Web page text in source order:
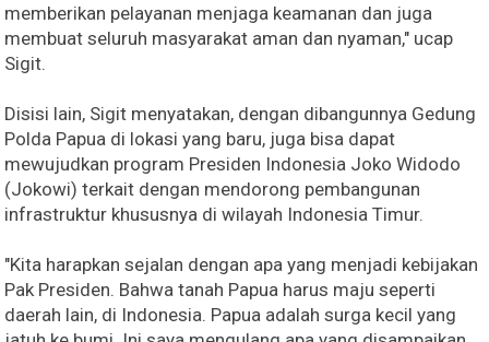
memberikan pelayanan menjaga keamanan dan juga
membuat seluruh masyarakat aman dan nyaman," ucap
Sigit.
Disisi lain, Sigit menyatakan, dengan dibangunnya Gedung
Polda Papua di lokasi yang baru, juga bisa dapat
mewujudkan program Presiden Indonesia Joko Widodo
(Jokowi) terkait dengan mendorong pembangunan
infrastruktur khususnya di wilayah Indonesia Timur.
"Kita harapkan sejalan dengan apa yang menjadi kebijakan
Pak Presiden. Bahwa tanah Papua harus maju seperti
daerah lain, di Indonesia. Papua adalah surga kecil yang